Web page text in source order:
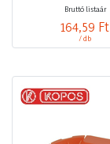
Bruttó listaár
164,59 Ft
/ db